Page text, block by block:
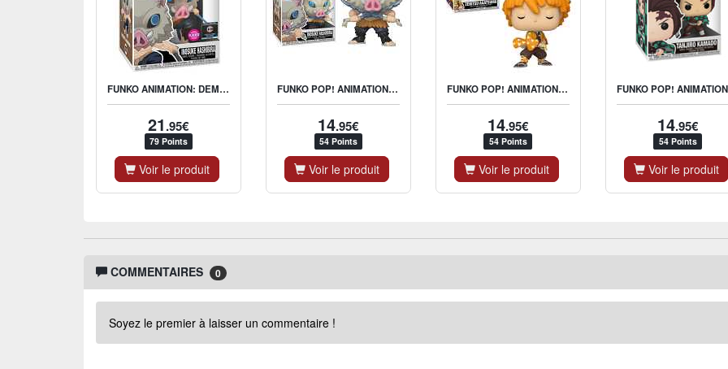
FUNKO ANIMATION: DEMON SLAYER - INOSUKE (FLOCKED) - US EXCLUSIVE
21.95€
79 Points
Voir le produit
FUNKO POP! ANIMATION: DEMON SLAYER - INOSUKE HASHIBIRA
14.95€
54 Points
Voir le produit
FUNKO POP! ANIMATION: DEMON SLAYER - ZENITSU AGATSUMA
14.95€
54 Points
Voir le produit
14.95€
54 Points
Voir le produit
COMMENTAIRES 0
Soyez le premier à laisser un commentaire !